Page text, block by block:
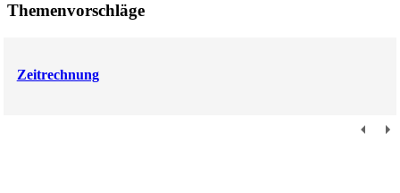
Themenvorschläge
Zeitrechnung